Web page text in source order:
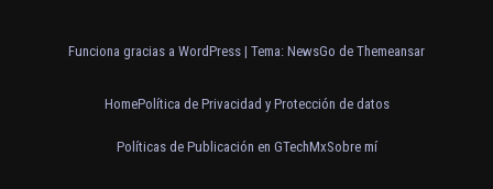
Funciona gracias a WordPress | Tema: NewsGo de Themeansar
HomePolítica de Privacidad y Protección de datos
Políticas de Publicación en GTechMxSobre mí